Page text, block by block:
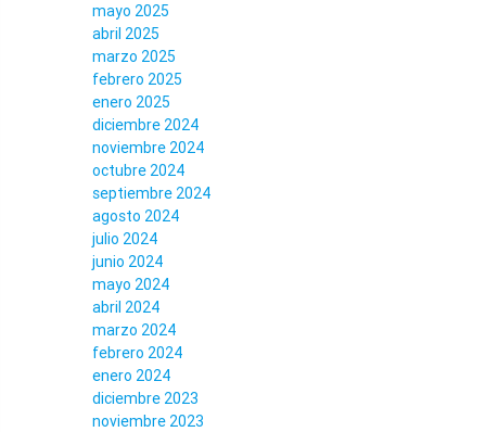
mayo 2025
abril 2025
marzo 2025
febrero 2025
enero 2025
diciembre 2024
noviembre 2024
octubre 2024
septiembre 2024
agosto 2024
julio 2024
junio 2024
mayo 2024
abril 2024
marzo 2024
febrero 2024
enero 2024
diciembre 2023
noviembre 2023